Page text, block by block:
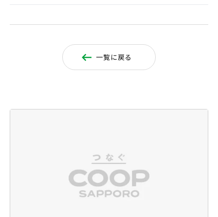
一覧に戻る